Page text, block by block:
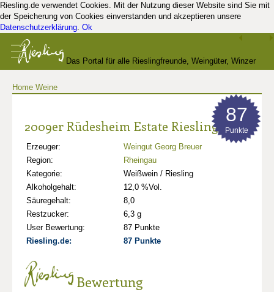
Riesling.de verwendet Cookies. Mit der Nutzung dieser Website sind Sie mit
der Speicherung von Cookies einverstanden und akzeptieren unsere
Datenschutzerklärung. Ok
Das Portal für alle Rieslingfreunde, Weingüter, Winzer
Home Weine
2009er Rüdesheim Estate Riesling
Erzeuger:
Weingut Georg Breuer
Region:
Rheingau
Kategorie:
Weißwein / Riesling
Alkoholgehalt:
12,0 %Vol.
Säuregehalt:
8,0
Restzucker:
6,3 g
User Bewertung:
87 Punkte
Riesling.de:
87 Punkte
87
Punkte
Bewertung